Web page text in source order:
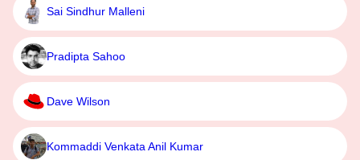
Sai Sindhur Malleni
Pradipta Sahoo
Dave Wilson
Kommaddi Venkata Anil Kumar